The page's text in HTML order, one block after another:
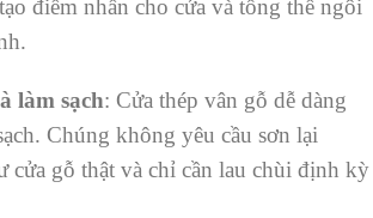
điểm nhấn cho cửa và tổng thể ngôi
làm sạch: Cửa thép vân gỗ dễ dàng
Chúng không yêu cầu sơn lại
cửa gỗ thật và chỉ cần lau chùi định kỳ